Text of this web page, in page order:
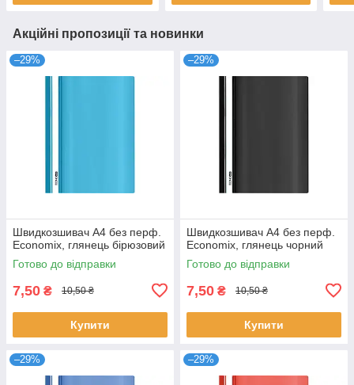
Акційні пропозиції та новинки
–29%
Швидкозшивач А4 без перф.
Economix, глянець бірюзовий
Готово до відправки
7,50 ₴ 10,50 ₴
Купити
–29%
Швидкозшивач А4 без перф.
Economix, глянець чорний
Готово до відправки
7,50 ₴ 10,50 ₴
Купити
–29% –29%